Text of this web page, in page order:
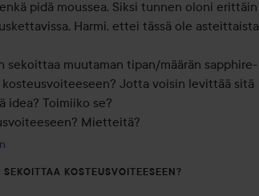
pidä moussea. Siksi tunnen oloni erittäin
Harmi, ettei tässä ole asteittaista
muutaman tipan/määrän sapphire-
Jotta voisin levittää sitä
idea? Toimiiko se?
Mietteitä?
KOSTEUSVOITEESEEN?